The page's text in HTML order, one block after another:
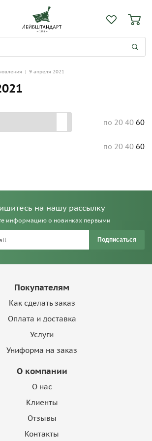
| 9 апреля 2021
по 20 40 60
по 20 40 60
на нашу рассылку
информацию о новинках первыми
Подписаться
Покупателям
Как сделать заказ
Оплата и доставка
Услуги
Униформа на заказ
О компании
О нас
Клиенты
Отзывы
Контакты